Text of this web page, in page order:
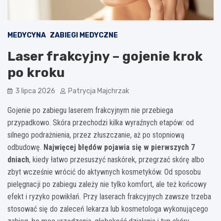
MEDYCYNA ZABIEGI MEDYCZNE
Laser frakcyjny – gojenie krok
po kroku
3 lipca 2026 Patrycja Majchrzak
Gojenie po zabiegu laserem frakcyjnym nie przebiega
przypadkowo. Skóra przechodzi kilka wyraźnych etapów: od
silnego podrażnienia, przez złuszczanie, aż po stopniową
odbudowę. Najwięcej błędów pojawia się w pierwszych 7
dniach, kiedy łatwo przesuszyć naskórek, przegrzać skórę albo
zbyt wcześnie wrócić do aktywnych kosmetyków. Od sposobu
pielęgnacji po zabiegu zależy nie tylko komfort, ale też końcowy
efekt i ryzyko powikłań. Przy laserach frakcyjnych zawsze trzeba
stosować się do zaleceń lekarza lub kosmetologa wykonującego